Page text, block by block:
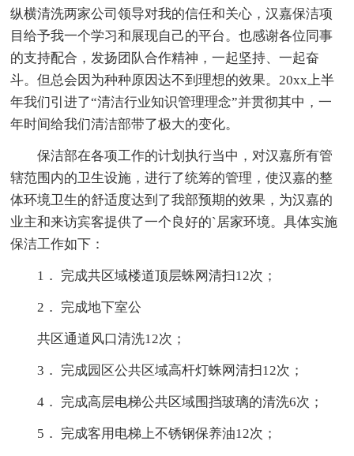
纵横清洗两家公司领导对我的信任和关心，汉嘉保洁项
目给予我一个学习和展现自己的平台。也感谢各位同事
的支持配合，发扬团队合作精神，一起坚持、一起奋
斗。但总会因为种种原因达不到理想的效果。20xx上半
年我们引进了“清洁行业知识管理理念”并贯彻其中，一
年时间给我们清洁部带了极大的变化。
保洁部在各项工作的计划执行当中，对汉嘉所有管
辖范围内的卫生设施，进行了统筹的管理，使汉嘉的整
体环境卫生的舒适度达到了我部预期的效果，为汉嘉的
业主和来访宾客提供了一个良好的`居家环境。具体实施
保洁工作如下：
1． 完成共区域楼道顶层蛛网清扫12次；
2． 完成地下室公
共区通道风口清洗12次；
3． 完成园区公共区域高杆灯蛛网清扫12次；
4． 完成高层电梯公共区域围挡玻璃的清洗6次；
5． 完成客用电梯上不锈钢保养油12次；